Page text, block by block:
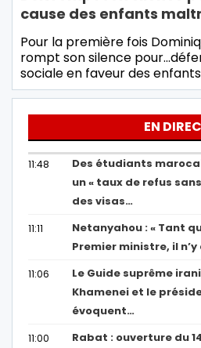
cause des enfants
Pour la première fois
rompt son silence
sociale en faveur des
EN
11:48
Des étudiants
un « taux de refus
des visas…
11:11
Netanyahou : « Tant
Premier ministre, il
11:06
Le Guide suprême
Khamenei et le
évoquent…
11:00
Rabat : ouverture du